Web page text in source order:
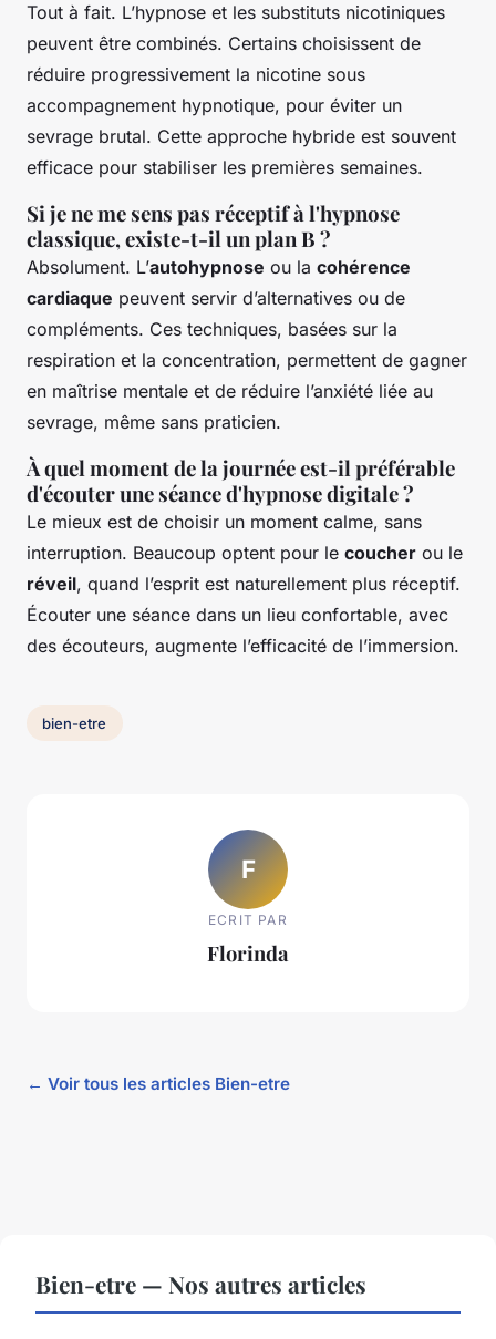
Tout à fait. L’hypnose et les substituts nicotiniques
peuvent être combinés. Certains choisissent de
réduire progressivement la nicotine sous
accompagnement hypnotique, pour éviter un
sevrage brutal. Cette approche hybride est souvent
efficace pour stabiliser les premières semaines.
Si je ne me sens pas réceptif à l'hypnose
classique, existe-t-il un plan B ?
Absolument. L’autohypnose ou la cohérence
cardiaque peuvent servir d’alternatives ou de
compléments. Ces techniques, basées sur la
respiration et la concentration, permettent de gagner
en maîtrise mentale et de réduire l’anxiété liée au
sevrage, même sans praticien.
À quel moment de la journée est-il préférable
d'écouter une séance d'hypnose digitale ?
Le mieux est de choisir un moment calme, sans
interruption. Beaucoup optent pour le coucher ou le
réveil, quand l’esprit est naturellement plus réceptif.
Écouter une séance dans un lieu confortable, avec
des écouteurs, augmente l’efficacité de l’immersion.
bien-etre
F
ECRIT PAR
Florinda
← Voir tous les articles Bien-etre
Bien-etre — Nos autres articles